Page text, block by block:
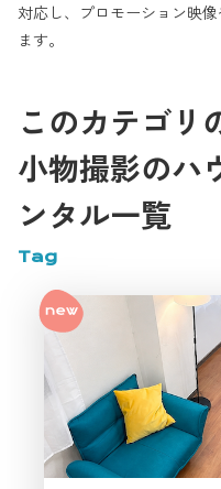
対応し、プロモーション映
ます。
このカテゴリ
小物撮影のハ
ンタル一覧
Tag